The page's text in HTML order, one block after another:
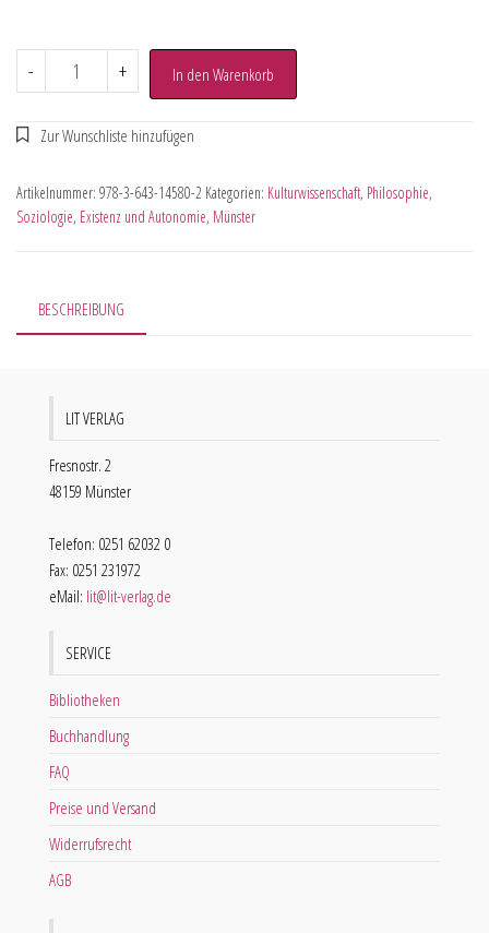
- + In den Warenkorb
Artikelnummer: 978-3-643-14580-2 Kategorien: Kulturwissenschaft, Philosophie,
Soziologie, Existenz und Autonomie, Münster
BESCHREIBUNG
LIT VERLAG
Fresnostr. 2
48159 Münster
Telefon: 0251 62032 0
Fax: 0251 231972
eMail: lit@lit-verlag.de
SERVICE
Bibliotheken
Buchhandlung
FAQ
Preise und Versand
Widerrufsrecht
AGB